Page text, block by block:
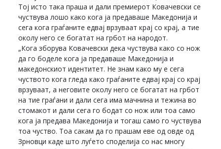
Тој исто така праша и дали премиерот Ковачевски се
чуствува лошо како кога ја предаваше Македонија и
сега кога граѓаните едвај врзуваат крај со крај, а тие
околу него се богатат на грбот на народот.
„Кога зборува Ковачевски дека чуствува како со нож
да го боделе кога ја предаваше Македонија и
македонскиот идентитет. Не знам како му е сега
чуството кога гледа како граѓаните едвај крај со крај
врзуваат, а неговите околу него се богатат на грбот
на тие граѓани и дали сега има мачнина и тежина во
стомакот и дали сега го бодат со нож или тоа само
кога ја предава Македонија и тогаш само го чуствува
тоа чуство. Тоа сакам да го прашам еве од овде од
Зрновци каде што луѓето споделија со нас многу